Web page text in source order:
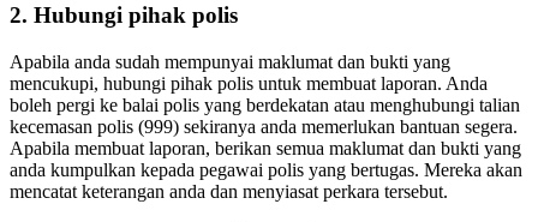
2. Hubungi pihak polis
Apabila anda sudah mempunyai maklumat dan bukti yang
mencukupi, hubungi pihak polis untuk membuat laporan. Anda
boleh pergi ke balai polis yang berdekatan atau menghubungi talian
kecemasan polis (999) sekiranya anda memerlukan bantuan segera.
Apabila membuat laporan, berikan semua maklumat dan bukti yang
anda kumpulkan kepada pegawai polis yang bertugas. Mereka akan
mencatat keterangan anda dan menyiasat perkara tersebut.